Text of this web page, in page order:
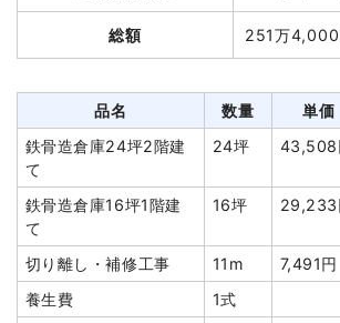
ブロック塀撤去
4台 15,000
消費税
合計金額
軽量鉄骨造倉庫37坪2階建
37坪
円
アスベスト撤去
11m³
円
室内残置物撤去
円
諸経費
値引き
小計
総額 251万4,000
品名 数量 単価
鉄骨造倉庫24坪2階建
て
24坪 43,508
鉄骨造倉庫16坪1階建
て
16坪 29,233
切り離し・補修工事 11m 7,491円
養生費
1式